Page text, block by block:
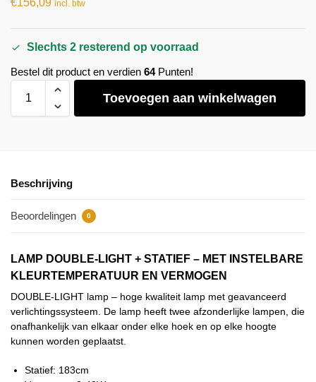
€156,09 incl. btw
Slechts 2 resterend op voorraad
Bestel dit product en verdien 64Punten!
Toevoegen aan winkelwagen
Beschrijving
Beoordelingen 0
LAMP DOUBLE-LIGHT + STATIEF – MET INSTELBARE
KLEURTEMPERATUUR EN VERMOGEN
DOUBLE-LIGHT lamp – hoge kwaliteit lamp met geavanceerd
verlichtingssysteem. De lamp heeft twee afzonderlijke lampen, die
onafhankelijk van elkaar onder elke hoek en op elke hoogte
kunnen worden geplaatst.
Statief: 183cm